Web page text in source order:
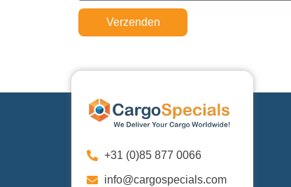
Verzenden
+31 (0)85 877 0066
info@cargospecials.com